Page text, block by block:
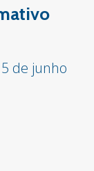
de junho